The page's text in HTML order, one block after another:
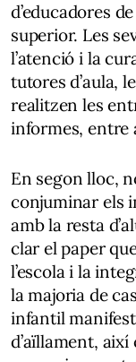
d’educadores
superior. Les
l’atenció i la
tutores d’aula,
realitzen les
informes, entre
En segon lloc,
conjuminar els
amb la resta
clar el paper
l’escola i la
la majoria de
infantil
d’aïllament,